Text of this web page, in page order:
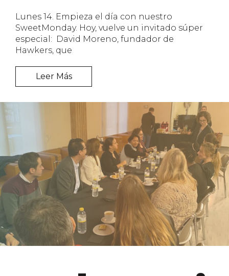
Lunes 14. Empieza el día con nuestro
SweetMonday. Hoy, vuelve un invitado súper
especial: David Moreno, fundador de
Hawkers, que
Leer Más